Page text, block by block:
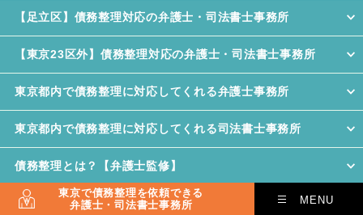
【足立区】債務整理対応の弁護士・司法書士事務所
【東京23区外】債務整理対応の弁護士・司法書士事務所
東京都内で債務整理に対応してくれる弁護士事務所
東京都内で債務整理に対応してくれる司法書士事務所
債務整理とは？【弁護士監修】
気になる債務整理の影響 MENU
東京で債務整理を依頼できる
弁護士・司法書士事務所